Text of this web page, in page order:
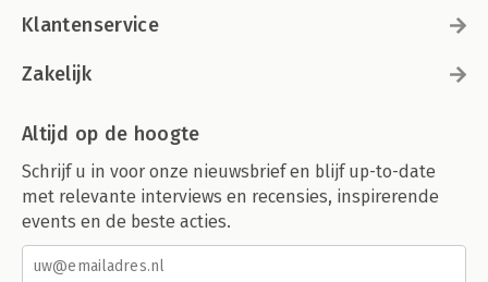
Klantenservice
Zakelijk
Altijd op de hoogte
Schrijf u in voor onze nieuwsbrief en blijf up-to-date
met relevante interviews en recensies, inspirerende
events en de beste acties.